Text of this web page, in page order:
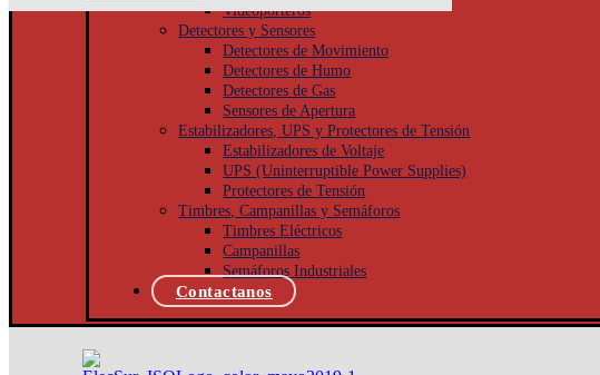
Videoporteros
Detectores y Sensores
Detectores de Movimiento
Detectores de Humo
Detectores de Gas
Sensores de Apertura
Estabilizadores, UPS y Protectores de Tensión
Estabilizadores de Voltaje
UPS (Uninterruptible Power Supplies)
Protectores de Tensión
Timbres, Campanillas y Semáforos
Timbres Eléctricos
Campanillas
Semáforos Industriales
Contactanos